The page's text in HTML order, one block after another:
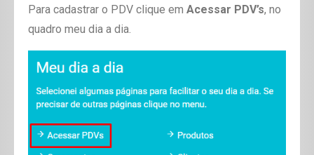
Para cadastrar o PDV clique em Acessar PDV’s, no
quadro meu dia a dia.